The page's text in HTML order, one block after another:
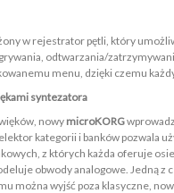
w rejestrator pętli, który
odtwarzania/
menu, dzięki czemu
syntezatora
nowymicroKORG
kategorii i banków pozwala
z których każda oferuje
obwody analogowe. Jedną
można wyjść poza klasyczne,